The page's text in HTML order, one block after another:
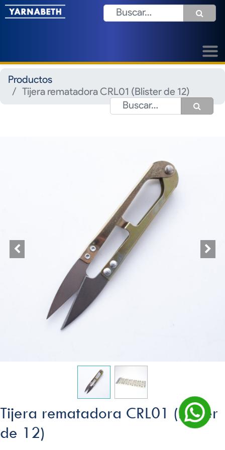
Productos
Tijera rematadora CRL01 (Blister de 12)
Tijera rematadora CRL01 (Blister
de 12)